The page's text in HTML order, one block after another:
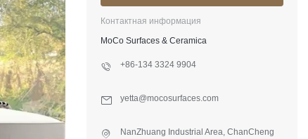
Контактная информация
MoCo Surfaces & Ceramica
+86-134 3324 9904
yetta@mocosurfaces.com
NanZhuang Industrial Area, ChanCheng